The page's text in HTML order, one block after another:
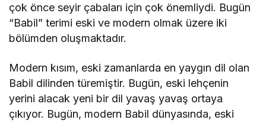
çok önce seyir çabaları için çok önemliydi. Bugün
“Babil” terimi eski ve modern olmak üzere iki
bölümden oluşmaktadır.
Modern kısım, eski zamanlarda en yaygın dil olan
Babil dilinden türemiştir. Bugün, eski lehçenin
yerini alacak yeni bir dil yavaş yavaş ortaya
çıkıyor. Bugün, modern Babil dünyasında, eski